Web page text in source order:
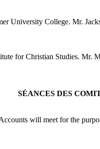
University College. Mr.
for Christian Studies. Mr.
SÉANCES DES
will meet for the